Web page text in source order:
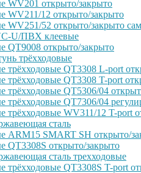
WV201 открыто/закрыто
WV211/12 открыто/закрыто
WV251/52 открыто/закрыто
U/ПВХ клеевые
QT9008 открыто/закрыто
трёхходовые
трёхходовые QT3308 L-port
трёхходовые QT3308 T-port
трёхходовые QT5306/04
трёхходовые QT7306/04
трёхходовые WV311/12 T-port
сталь
ARM15 SMART SH открыто/
QT3308S открыто/закрыто
сталь трехходовые
QT3308S T-port